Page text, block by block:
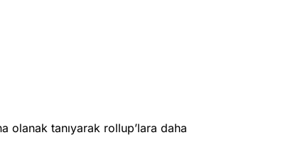
olanak tanıyarak rollup’lara daha